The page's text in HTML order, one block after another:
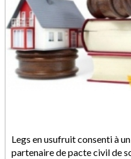
Legs en usufruit consenti à
partenaire de pacte civil de